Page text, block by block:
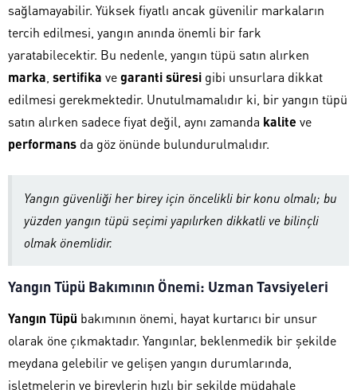
sağlamayabilir. Yüksek fiyatlı ancak güvenilir markaların
tercih edilmesi, yangın anında önemli bir fark
yaratabilecektir. Bu nedenle, yangın tüpü satın alırken
marka sertifika vegaranti süresi gibi unsurlara dikkat
edilmesi gerekmektedir. Unutulmamalıdır ki, bir yangın tüpü
satın alırken sadece fiyat değil, aynı zamanda kalite ve
performans da göz önünde bulundurulmalıdır.
Yangın güvenliği her birey için öncelikli bir konu olmalı; bu
yüzden yangın tüpü seçimi yapılırken dikkatli ve bilinçli
olmak önemlidir.
Yangın Tüpü Bakımının Önemi: Uzman Tavsiyeleri
Yangın Tüpü bakımının önemi, hayat kurtarıcı bir unsur
olarak öne çıkmaktadır. Yangınlar, beklenmedik bir şekilde
meydana gelebilir ve gelişen yangın durumlarında,
işletmelerin ve bireylerin hızlı bir şekilde müdahale